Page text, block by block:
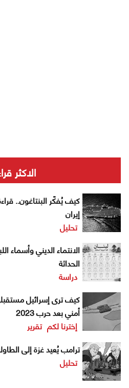
الاكثر
كيف يُفكّر البنتاغون..
إيران
تحليل
الانتماء الديني وأسماء
الحداثة
دراسة
كيف ترى إسرائيل
أمني بعد حرب 2023
إخترنا لكم تقرير
ترامب يُعيد غزة إلى
تحليل